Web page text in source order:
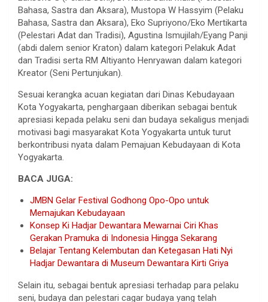
Bahasa, Sastra dan Aksara), Mustopa W Hassyim (Pelaku
Bahasa, Sastra dan Aksara), Eko Supriyono/Eko Mertikarta
(Pelestari Adat dan Tradisi), Agustina Ismujilah/Eyang Panji
(abdi dalem senior Kraton) dalam kategori Pelakuk Adat
dan Tradisi serta RM Altiyanto Henryawan dalam kategori
Kreator (Seni Pertunjukan).
Sesuai kerangka acuan kegiatan dari Dinas Kebudayaan
Kota Yogyakarta, penghargaan diberikan sebagai bentuk
apresiasi kepada pelaku seni dan budaya sekaligus menjadi
motivasi bagi masyarakat Kota Yogyakarta untuk turut
berkontribusi nyata dalam Pemajuan Kebudayaan di Kota
Yogyakarta.
BACA JUGA:
JMBN Gelar Festival Godhong Opo-Opo untuk
Memajukan Kebudayaan
Konsep Ki Hadjar Dewantara Mewarnai Ciri Khas
Gerakan Pramuka di Indonesia Hingga Sekarang
Belajar Tentang Kelembutan dan Ketegasan Hati Nyi
Hadjar Dewantara di Museum Dewantara Kirti Griya
Selain itu, sebagai bentuk apresiasi terhadap para pelaku
seni, budaya dan pelestari cagar budaya yang telah